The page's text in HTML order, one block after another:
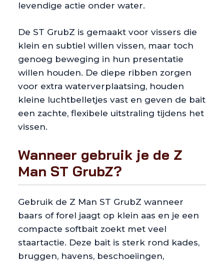
levendige actie onder water.
De ST GrubZ is gemaakt voor vissers die
klein en subtiel willen vissen, maar toch
genoeg beweging in hun presentatie
willen houden. De diepe ribben zorgen
voor extra waterverplaatsing, houden
kleine luchtbelletjes vast en geven de bait
een zachte, flexibele uitstraling tijdens het
vissen.
Wanneer gebruik je de Z
Man ST GrubZ?
Gebruik de Z Man ST GrubZ wanneer
baars of forel jaagt op klein aas en je een
compacte softbait zoekt met veel
staartactie. Deze bait is sterk rond kades,
bruggen, havens, beschoeiingen,